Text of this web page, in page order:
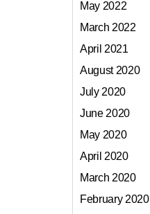
May 2022
March 2022
April 2021
August 2020
July 2020
June 2020
May 2020
April 2020
March 2020
February 2020